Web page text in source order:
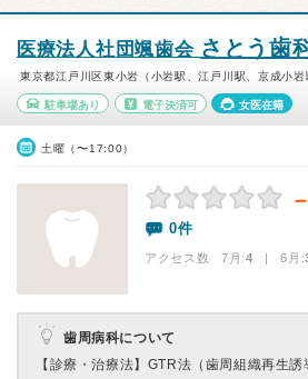
医療法人社団颯歯会 さとう歯
東京都江戸川区東小岩（小岩駅、江戸川駅、京成小岩
駐車場あり 電子決済可 女医在籍
土曜（〜17:00）
－
0件
アクセス数 7月:4 | 6月:
歯周病科について
【診療・治療法】 GTR法（歯周組織再生誘